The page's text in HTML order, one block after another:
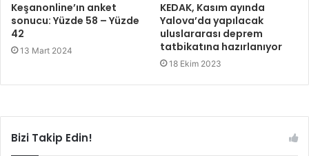
Keşanonline’ın anket
sonucu: Yüzde 58 – Yüzde
42
13 Mart 2024
KEDAK, Kasım ayında
Yalova’da yapılacak
uluslararası deprem
tatbikatına hazırlanıyor
18 Ekim 2023
Bizi Takip Edin!